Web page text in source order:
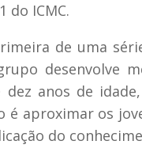
do ICMC.
de uma
desenvolve
anos de
é aproximar os
do